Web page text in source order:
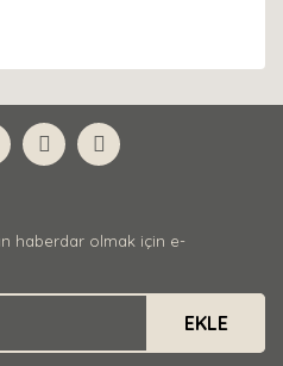
haberdar olmak için e-
EKLE